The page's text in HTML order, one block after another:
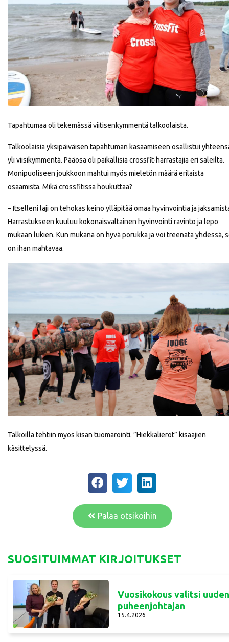
Tapahtumaa oli tekemässä viitisenkymmentä talkoolaista.
Talkoolaisia yksipäiväisen tapahtuman kasaamiseen osallistui
yli viisikymmentä. Pääosa oli paikallisia crossfit-harrastajia eri saleilta.
Monipuoliseen joukkoon mahtui myös mieletön määrä erilaista
osaamista. Mikä crossfitissa houkuttaa?
– Itselleni laji on tehokas keino ylläpitää omaa hyvinvointia ja
Harrastukseen kuuluu kokonaisvaltainen hyvinvointi ravinto ja lepo
mukaan lukien. Kun mukana on hyvä porukka ja voi treenata yhdessä,
on ihan mahtavaa.
Talkoilla tehtiin myös kisan tuomarointi. ”Hiekkalierot” kisaajien
käsittelyssä.
Palaa otsikoihin
SUOSITUIMMAT KIRJOITUKSET
Vuosikokous valitsi
puheenjohtajan
15.4.2026